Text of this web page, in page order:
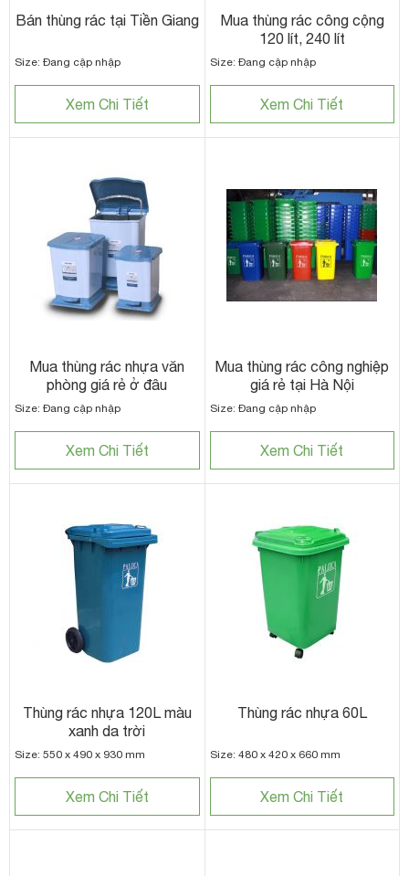
Bán thùng rác tại Tiền Giang
Size: Đang cập nhập
Xem Chi Tiết
Mua thùng rác công cộng
120 lít, 240 lít
Size: Đang cập nhập
Xem Chi Tiết
Mua thùng rác nhựa văn
phòng giá rẻ ở đâu
Size: Đang cập nhập
Xem Chi Tiết
Mua thùng rác công nghiệp
giá rẻ tại Hà Nội
Size: Đang cập nhập
Xem Chi Tiết
Thùng rác nhựa 120L màu
xanh da trời
Size: 550 x 490 x 930 mm
Xem Chi Tiết
Thùng rác nhựa 60L
Size: 480 x 420 x 660 mm
Xem Chi Tiết